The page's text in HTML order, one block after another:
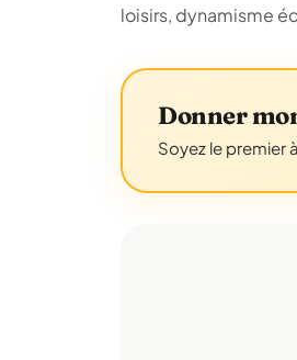
loisirs, dynamisme
Donner
Soyez le premier